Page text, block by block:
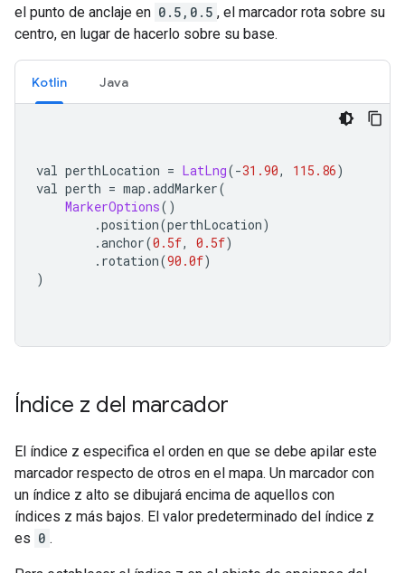
el punto de anclaje en 0.5,0.5 , el marcador rota sobre su
centro, en lugar de hacerlo sobre su base.
Kotlin Java
val perthLocation = LatLng(-31.90, 115.86)
val perth = map .addMarker(
MarkerOptions()
.position(perthLocation)
.anchor(0.5f, 0.5f)
. rotation(90.0f)
)
Índice z del marcador
El índice z especifica el orden en que se debe apilar este
marcador respecto de otros en el mapa. Un marcador con
un índice z alto se dibujará encima de aquellos con
índices z más bajos. El valor predeterminado del índice z
es 0 .